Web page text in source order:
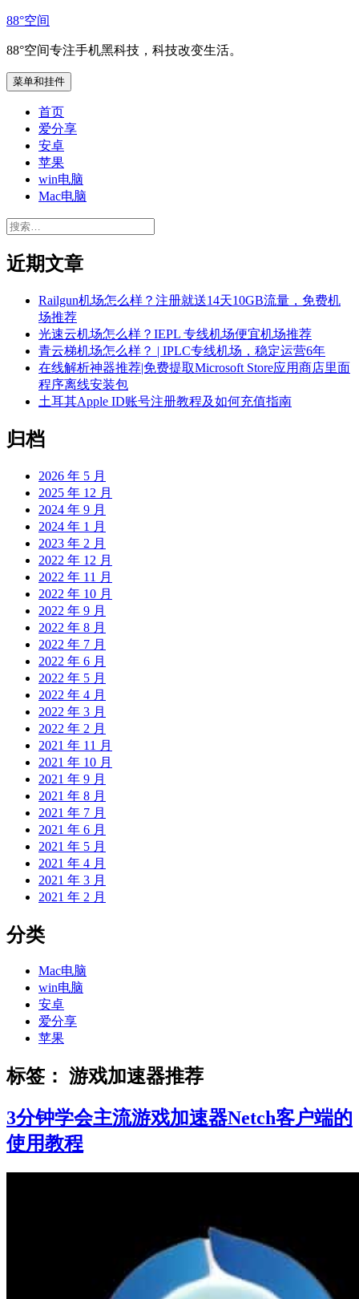
跳
内
容
88°空间
88°空间专注手机黑科技，科技改变生活。
菜单和挂件
首页
爱分享
安卓
苹果
win电脑
Mac电脑
搜
近期文章
Railgun机场怎么样？注册就送14天10GB流量，免费机
场推荐
光速云机场怎么样？IEPL 专线机场便宜机场推荐
青云梯机场怎么样？ | IPLC专线机场，稳定运营6年
在线解析神器推荐|免费提取Microsoft Store应用商店里面
程序离线安装包
土耳其Apple ID账号注册教程及如何充值指南
归档
2026 年 5 月
2025 年 12 月
2024 年 9 月
2024 年 1 月
2023 年 2 月
2022 年 12 月
2022 年 11 月
2022 年 10 月
2022 年 9 月
2022 年 8 月
2022 年 7 月
2022 年 6 月
2022 年 5 月
2022 年 4 月
2022 年 3 月
2022 年 2 月
2021 年 11 月
2021 年 10 月
2021 年 9 月
2021 年 8 月
2021 年 7 月
2021 年 6 月
2021 年 5 月
2021 年 4 月
2021 年 3 月
2021 年 2 月
分类
Mac电脑
win电脑
安卓
爱分享
苹果
标签： 游戏加速器推荐
3分钟学会主流游戏加速器Netch客户端的
使用教程